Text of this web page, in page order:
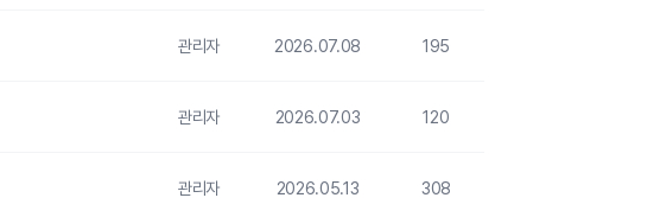
관리자 2026.07.08 195
관리자 2026.07.03 120
관리자 2026.05.13 308